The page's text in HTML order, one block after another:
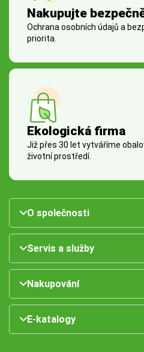
Nakupujte
Ochrana osobních údajů a
priorita.
Ekologická firma
Již přes 30 let vytváříme
životní prostředí.
O společnosti
Servis a služby
Nakupování
E-katalogy